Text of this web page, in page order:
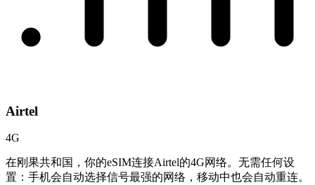
Airtel
4G
在刚果共和国，你的eSIM连接Airtel的4G网络。无需任何设
置：手机会自动选择信号最强的网络，移动中也会自动重连。